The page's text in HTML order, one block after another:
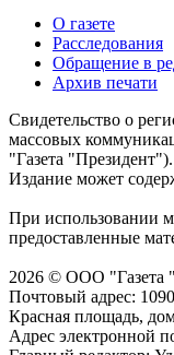
О газете
Расследования
Обращение в
Архив печати
Свидетельство о
массовых
"Газета "Президент").
Издание может
При использовании
предоставленные
2026 © ООО "Газета
Почтовый адрес:
Красная площадь,
Адрес электронной